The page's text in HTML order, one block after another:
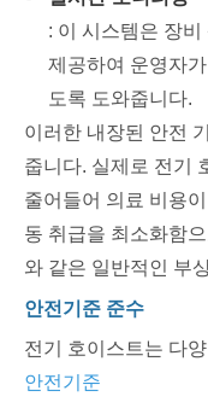
: 이 시스템은 장
제공하여 운영자
도록 도와줍니다.
이러한 내장된 안전
줍니다. 실제로 전기
줄어들어 의료 비용
동 취급을 최소화함
와 같은 일반적인 부
안전기준 준수
전기 호이스트는 다
안전기준